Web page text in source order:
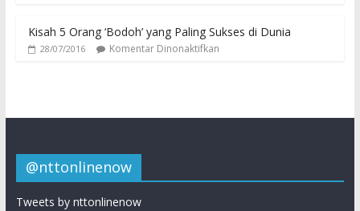
Kisah 5 Orang ‘Bodoh’ yang Paling Sukses di Dunia
28/07/2016 Komentar Dinonaktifkan
@nttonlinenow
Tweets by nttonlinenow